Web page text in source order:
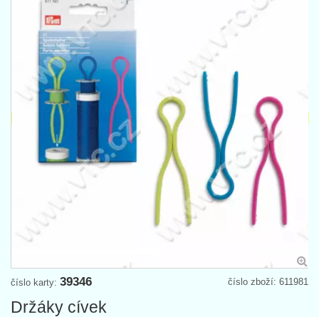
číslo zboží: 611981
číslo karty: 39346
Držáky cívek